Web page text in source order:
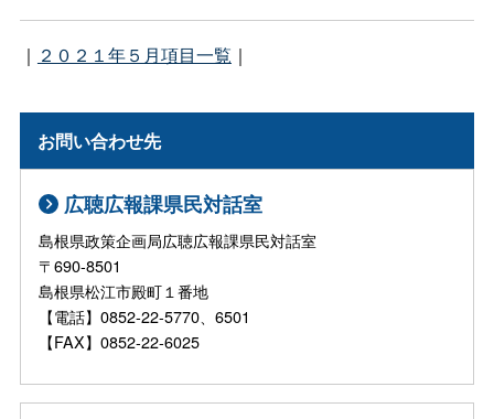
｜ ２０２１年５月項目一覧 ｜
お問い合わせ先
広聴広報課県民対話室
島根県政策企画局広聴広報課県民対話室
〒690-8501
島根県松江市殿町１番地
【電話】0852-22-5770、6501
【FAX】0852-22-6025